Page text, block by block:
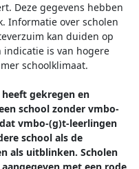
Deze gegevens hebben
Informatie over scholen
kan duiden op
indicatie is van hogere
schoolklimaat.
gekregen en
school zonder vmbo-
vmbo-(g)t-leerlingen
school als de
als uitblinken. Scholen